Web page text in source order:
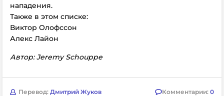
нападения.
Также в этом списке:
Виктор Олофссон
Алекс Лайон
Автор: Jeremy Schouppe
Перевод: Дмитрий Жуков Комментарии: 0